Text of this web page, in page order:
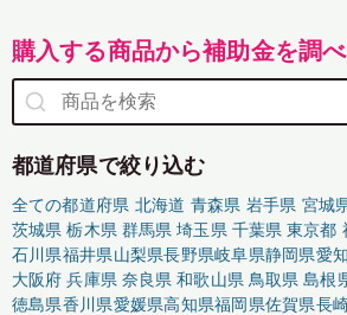
購入する商品から補助金を調
都道府県で絞り込む
全ての都道府県 北海道 青森県 岩手県 宮城
茨城県 栃木県 群馬県 埼玉県 千葉県 東京都
石川県福井県山梨県長野県岐阜県静岡県愛
大阪府 兵庫県 奈良県 和歌山県 鳥取県 島根
徳島県香川県愛媛県高知県福岡県佐賀県長